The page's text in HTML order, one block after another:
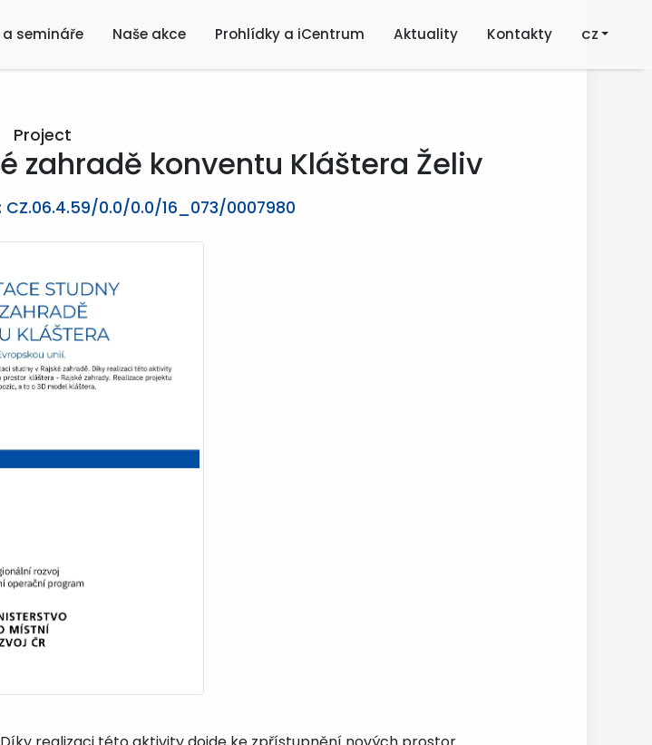
semináře Naše akce Prohlídky a iCentrum Aktuality Kontakty CZ
Project
zahradě konventu Kláštera Želiv
0.0/0.0/16_073/0007980